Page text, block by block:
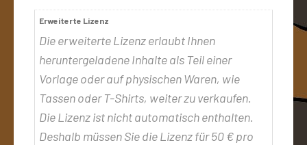
Erweiterte Lizenz
Die erweiterte Lizenz erlaubt Ihnen
heruntergeladene Inhalte als Teil einer
Vorlage oder auf physischen Waren, wie
Tassen oder T-Shirts, weiter zu verkaufen.
Die Lizenz ist nicht automatisch enthalten.
Deshalb müssen Sie die Lizenz für 50 € pro